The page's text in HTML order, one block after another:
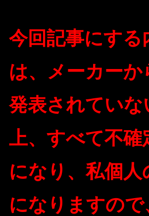
今回記事にする
は、メーカーか
発表されていな
上、すべて不確
になり、私個人
になりますので